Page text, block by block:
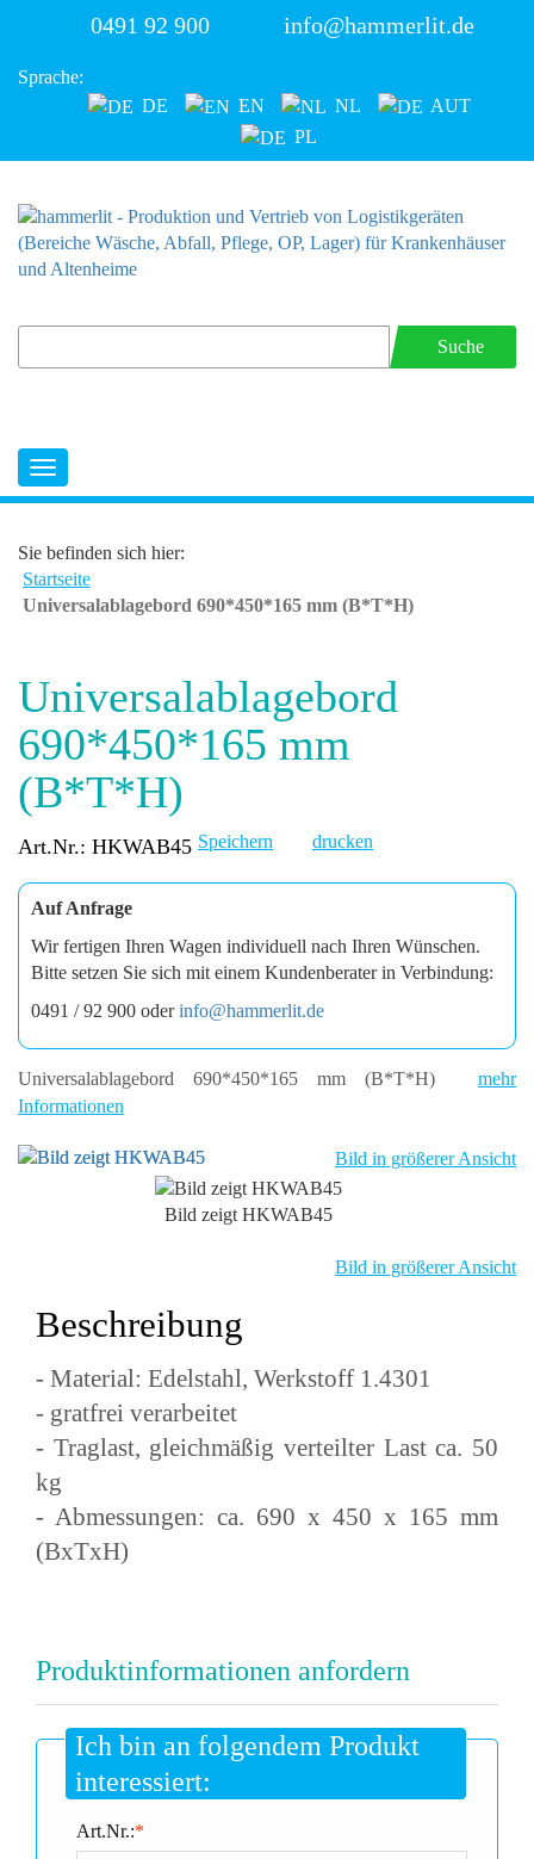
0491 92 900 info@hammerlit.de
Sprache:
DE
EN NL
AUT
PL
Suche
Sie befinden sich hier:
Startseite
Universalablagebord 690*450*165 mm (B*T*H)
Universalablagebord
690*450*165 mm
(B*T*H)
Art.Nr.: HKWAB45 Speichern drucken
Auf Anfrage
Wir fertigen Ihren Wagen individuell nach Ihren Wünschen.
Bitte setzen Sie sich mit einem Kundenberater in Verbindung:
0491 / 92 900 oderinfo@hammerlit.de
Universalablagebord 690*450*165 mm (B*T*H)
mehr
Informationen
Bild in größerer Ansicht
Bild zeigt HKWAB45
Bild in größerer Ansicht
Beschreibung
- Material: Edelstahl, Werkstoff 1.4301
- gratfrei verarbeitet
- Traglast, gleichmäßig verteilter Last ca. 50
kg
- Abmessungen: ca. 690 x 450 x 165 mm
(BxTxH)
Produktinformationen anfordern
Ich bin an folgendem Produkt
interessiert:
*
Art.Nr.: